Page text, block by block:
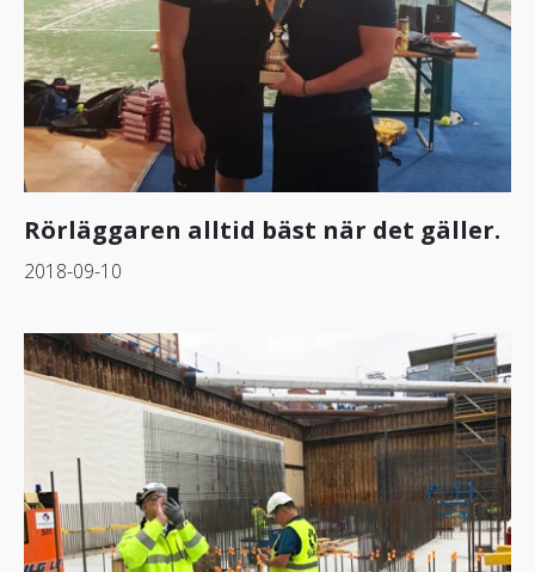
Rörläggaren alltid bäst när det gäller.
2018-09-10